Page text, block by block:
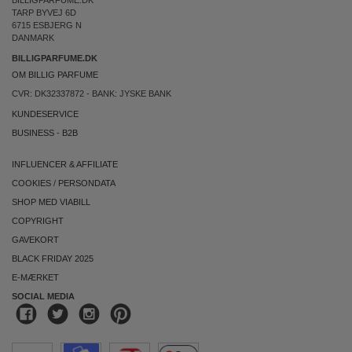
TARP BYVEJ 6D
6715 ESBJERG N
DANMARK
BILLIGPARFUME.DK
OM BILLIG PARFUME
CVR: DK32337872 - BANK: JYSKE BANK
KUNDESERVICE
BUSINESS - B2B
INFLUENCER & AFFILIATE
COOKIES / PERSONDATA
SHOP MED VIABILL
COPYRIGHT
GAVEKORT
BLACK FRIDAY 2025
E-MÆRKET
SOCIAL MEDIA